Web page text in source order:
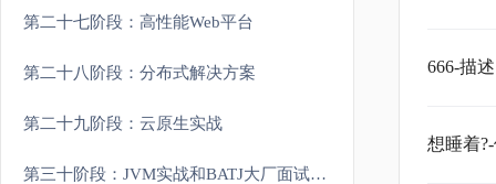
第二十七阶段：高性能Web平台
第二十八阶段：分布式解决方案
第二十九阶段：云原生实战
第三十阶段：JVM实战和BATJ大厂面试重难点
666-描
想睡着